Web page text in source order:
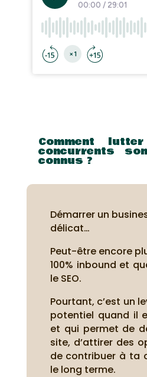
Comment
concurrents
connus ?
Démarrer un
délicat…
Peut-être encore
100% inbound et
le SEO.
Pourtant, c’est un
potentiel quand il
et qui permet de
site, d’attirer des
de contribuer à ta
le long terme.